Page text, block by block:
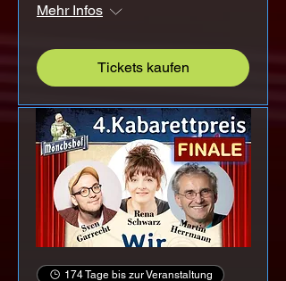
Mehr Infos
Tickets kaufen
174 Tage bis zur Veranstaltung